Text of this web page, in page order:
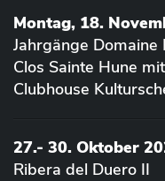
Montag, 18.
Jahrgänge Domaine
Clos Sainte Hune
Clubhouse
27.- 30. Oktober
Ribera del Duero II